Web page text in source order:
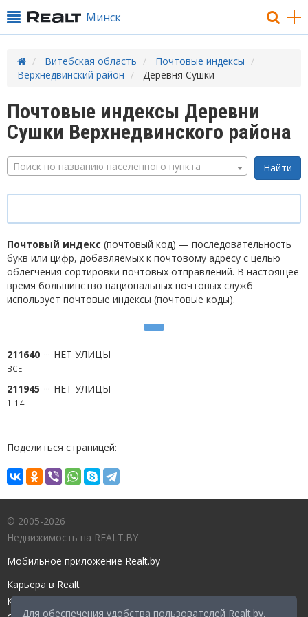
Для обеспечения удобства пользователей Realt.by,
Минск
Витебская область
Почтовые индексы
Верхнедвинский район
Деревня Сушки
Почтовые индексы Деревни
Сушки Верхнедвинского района
Поиск по названию населенного пункта
Почтовый индекс (почтовый код) — последовательность
букв или цифр, добавляемых к почтовому адресу с целью
облегчения сортировки почтовых отправлений. В настоящее
время большинство национальных почтовых служб
использует почтовые индексы (почтовые коды).
211640 НЕТ УЛИЦЫ
ВСЕ
211945 НЕТ УЛИЦЫ
1-14
Поделиться страницей:
© 2005-2026
Недвижимость на REALT.BY
Мобильное приложение Realt.by
Карьера в Realt
Контакты редакции